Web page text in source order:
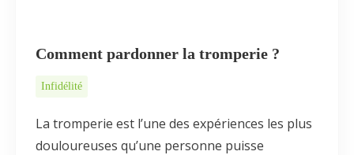
Comment pardonner la tromperie ?
Infidélité
La tromperie est l’une des expériences les plus
douloureuses qu’une personne puisse